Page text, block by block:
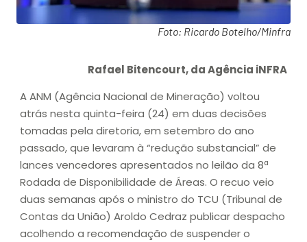
Foto: Ricardo Botelho/Minfra
Rafael Bitencourt, da Agência iNFRA
A ANM (Agência Nacional de Mineração) voltou
atrás nesta quinta-feira (24) em duas decisões
tomadas pela diretoria, em setembro do ano
passado, que levaram à “redução substancial” de
lances vencedores apresentados no leilão da 8ª
Rodada de Disponibilidade de Áreas. O recuo veio
duas semanas após o ministro do TCU (Tribunal de
Contas da União) Aroldo Cedraz publicar despacho
acolhendo a recomendação de suspender o